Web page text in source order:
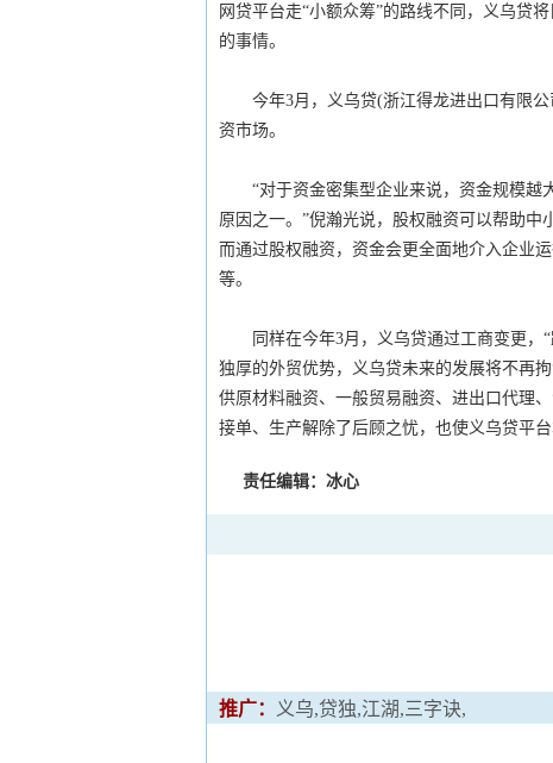
网贷平台走“小额众筹”的路线不同，义乌贷
的事情。
今年3月，义乌贷(浙江得龙进出口有限公
资市场。
“对于资金密集型企业来说，资金规模越
原因之一。”倪瀚光说，股权融资可以帮助中
而通过股权融资，资金会更全面地介入企业
等。
同样在今年3月，义乌贷通过工商变更，“
独厚的外贸优势，义乌贷未来的发展将不再
供原材料融资、一般贸易融资、进出口代理
接单、生产解除了后顾之忧，也使义乌贷平台
责任编辑：冰心
推广： 义乌,贷独,江湖,三字诀,